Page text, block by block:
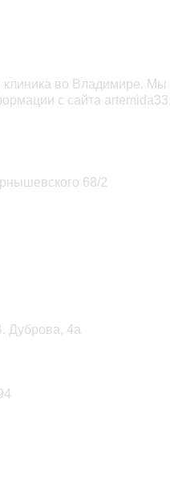
клиника во Владимире.
с сайта
68/2
Дуброва, 4а